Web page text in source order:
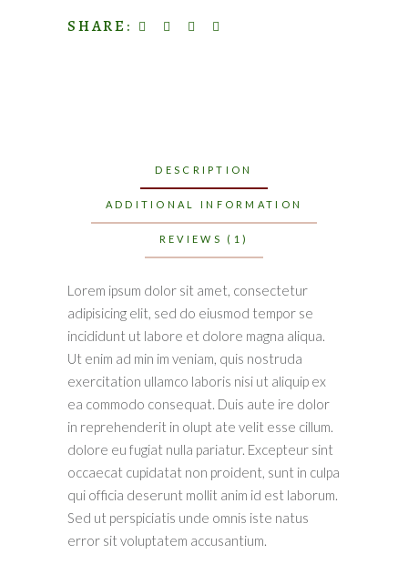
SHARE:
DESCRIPTION
ADDITIONAL INFORMATION
REVIEWS (1)
Lorem ipsum dolor sit amet, consectetur
adipisicing elit, sed do eiusmod tempor se
incididunt ut labore et dolore magna aliqua.
Ut enim ad min im veniam, quis nostruda
exercitation ullamco laboris nisi ut aliquip ex
ea commodo consequat. Duis aute ire dolor
in reprehenderit in olupt ate velit esse cillum.
dolore eu fugiat nulla pariatur. Excepteur sint
occaecat cupidatat non proident, sunt in culpa
qui officia deserunt mollit anim id est laborum.
Sed ut perspiciatis unde omnis iste natus
error sit voluptatem accusantium.